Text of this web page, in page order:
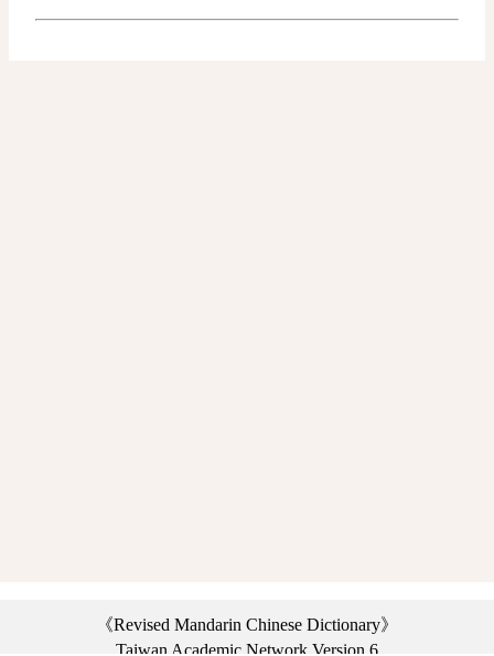
《Revised Mandarin Chinese Dictionary》
Taiwan Academic Network Version 6